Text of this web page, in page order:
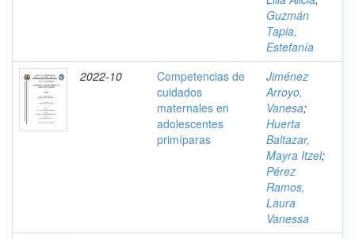
Guzmán
Tapia,
Estefanía
2022-10
Competencias de
cuidados
maternales en
adolescentes
primíparas
Jiménez
Arroyo,
Vanesa;
Huerta
Baltazar,
Mayra Itzel;
Pérez
Ramos,
Laura
Vanessa